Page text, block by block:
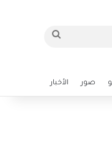
بحث
صور الأخبار